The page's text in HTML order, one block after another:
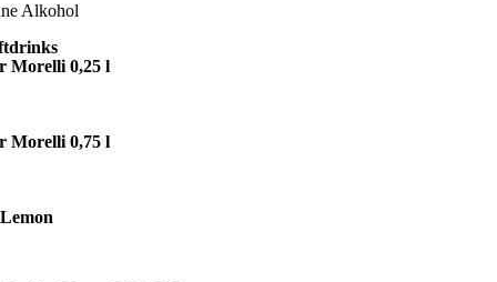
Alkohol
Morelli 0,25 l
Morelli 0,75 l